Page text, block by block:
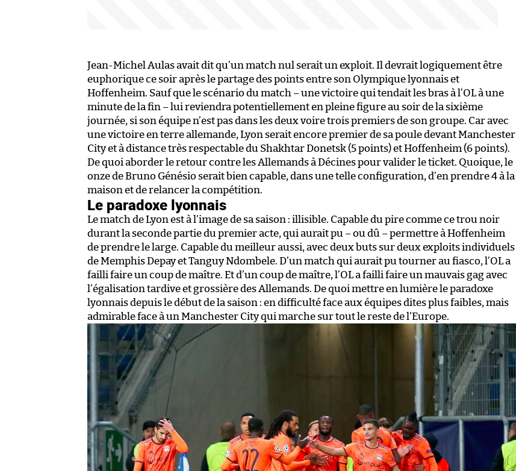
Jean-Michel Aulas avait dit qu’un match nul serait un exploit. Il devrait logiquement être
euphorique ce soir après le partage des points entre son Olympique lyonnais et
Hoffenheim. Sauf que le scénario du match – une victoire qui tendait les bras à l’OL à une
minute de la fin – lui reviendra potentiellement en pleine figure au soir de la sixième
journée, si son équipe n’est pas dans les deux voire trois premiers de son groupe. Car avec
une victoire en terre allemande, Lyon serait encore premier de sa poule devant Manchester
City et à distance très respectable du Shakhtar Donetsk (5 points) et Hoffenheim (6 points).
De quoi aborder le retour contre les Allemands à Décines pour valider le ticket. Quoique, le
onze de Bruno Génésio serait bien capable, dans une telle configuration, d’en prendre 4 à la
maison et de relancer la compétition.
Le paradoxe lyonnais
Le match de Lyon est à l’image de sa saison : illisible. Capable du pire comme ce trou noir
durant la seconde partie du premier acte, qui aurait pu – ou dû – permettre à Hoffenheim
de prendre le large. Capable du meilleur aussi, avec deux buts sur deux exploits individuels
de Memphis Depay et Tanguy Ndombele. D’un match qui aurait pu tourner au fiasco, l’OL a
failli faire un coup de maître. Et d’un coup de maître, l’OL a failli faire un mauvais gag avec
l’égalisation tardive et grossière des Allemands. De quoi mettre en lumière le paradoxe
lyonnais depuis le début de la saison : en difficulté face aux équipes dites plus faibles, mais
admirable face à un Manchester City qui marche sur tout le reste de l’Europe.